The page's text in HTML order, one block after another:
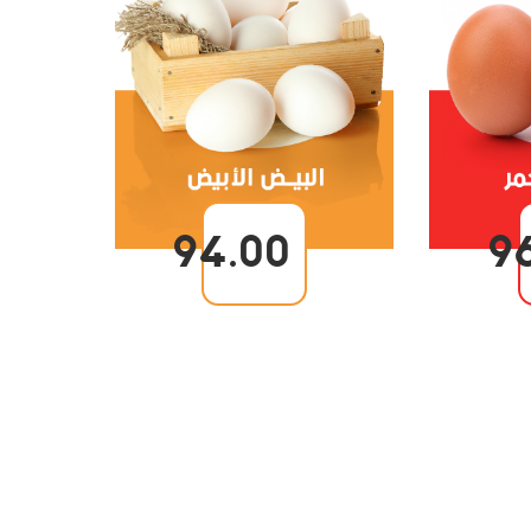
94.00